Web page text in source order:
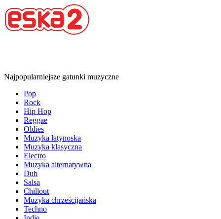
Najpopularniejsze gatunki muzyczne
Pop
Rock
Hip Hop
Reggae
Oldies
Muzyka latynoska
Muzyka klasyczna
Electro
Muzyka alternatywna
Dub
Salsa
Chillout
Muzyka chrześcijańska
Techno